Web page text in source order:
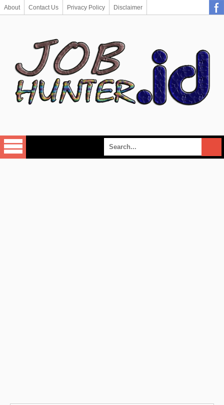
About Contact Us Privacy Policy Disclaimer